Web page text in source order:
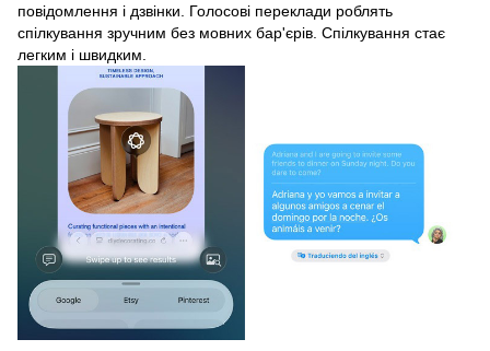
повідомлення і дзвінки. Голосові переклади роблять
спілкування зручним без мовних бар'єрів. Спілкування стає
легким і швидким.